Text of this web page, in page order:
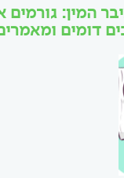
המין: גורמים
דומים